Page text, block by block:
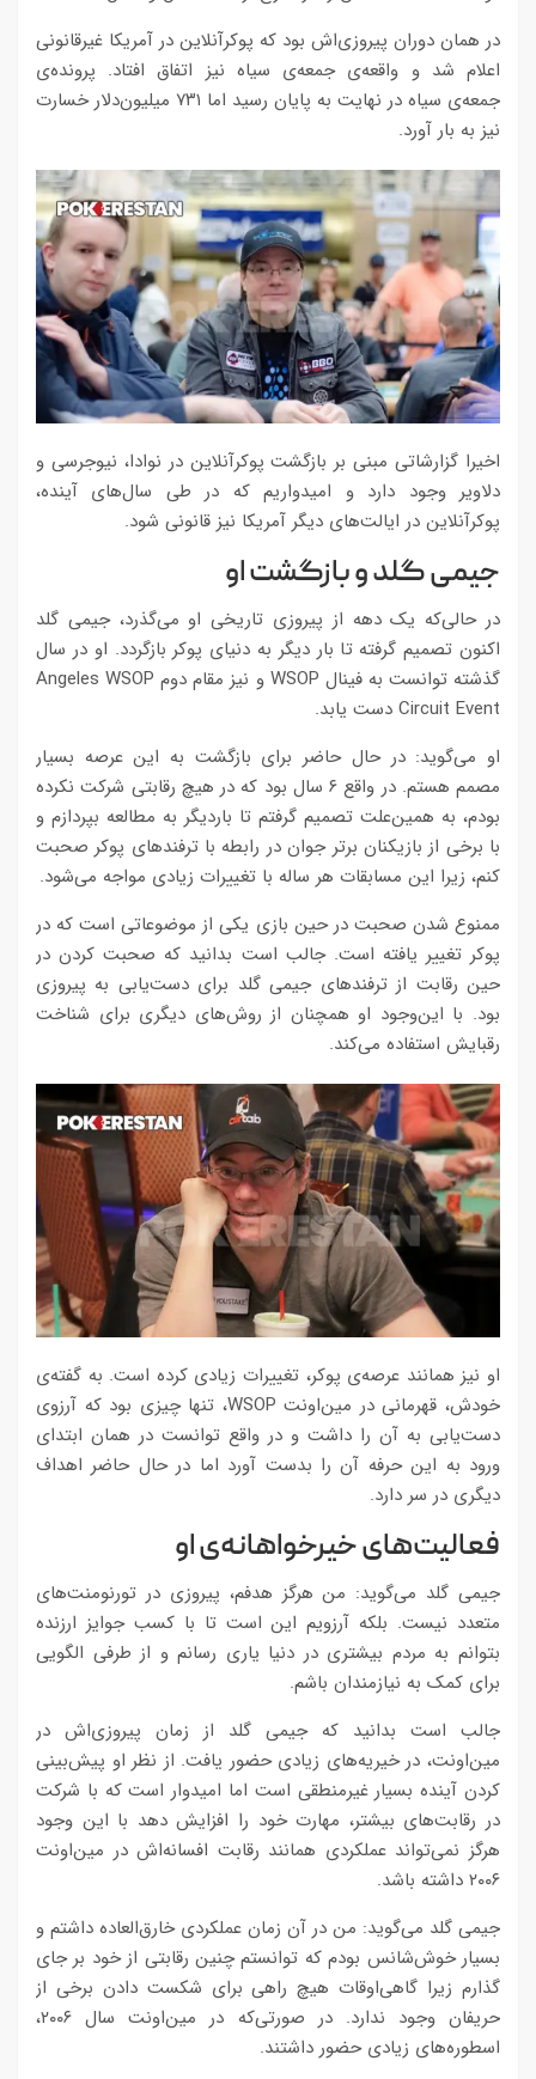
در همان دوران پیروزی‌اش بود که پوکرآنلاین در آمریکا غیرقانونی
اعلام شد و واقعه‌ی جمعه‌ی سیاه نیز اتفاق افتاد. پرونده‌ی
جمعه‌ی سیاه در نهایت به پایان رسید اما ۷۳۱ میلیون‌دلار خسارت
نیز به بار آورد.
اخیرا گزارشاتی مبنی بر بازگشت پوکرآنلاین در نوادا، نیوجرسی و
دلاویر وجود دارد و امیدواریم که در طی سال‌های آینده،
پوکرآنلاین در ایالت‌های دیگر آمریکا نیز قانونی شود.
جیمی گلد و بازگشت او
در حالی‌که یک دهه از پیروزی تاریخی‌ او می‌گذرد، جیمی گلد
اکنون تصمیم گرفته تا بار دیگر به دنیای پوکر بازگردد. او در سال
گذشته توانست به فینال WSOP و نیز مقام دوم Angeles WSOP
Circuit Event دست یابد.
او می‌گوید: در حال حاضر برای بازگشت به این عرصه بسیار
مصمم هستم. در واقع ۶ سال بود که در هیچ رقابتی شرکت نکرده
بودم، به همین‌علت تصمیم گرفتم تا باردیگر به مطالعه بپردازم و
با برخی از بازیکنان برتر جوان در رابطه با ترفندهای پوکر صحبت
کنم، زیرا این مسابقات هر ساله با تغییرات زیادی مواجه می‌شود.
ممنوع شدن صحبت در حین بازی یکی از موضوعاتی است که در
پوکر تغییر یافته است. جالب است بدانید که صحبت کردن در
حین رقابت از ترفندهای جیمی گلد برای دست‌یابی به پیروزی
بود. با این‌وجود او همچنان از روش‌های دیگری برای شناخت
رقبایش استفاده می‌کند.
او نیز همانند عرصه‌ی پوکر، تغییرات زیادی کرده است. به گفته‌ی
خودش، قهرمانی در مین‌اونت WSOP، تنها چیزی بود که آرزوی
دست‌یابی به آن را داشت و در واقع توانست در همان ابتدای
ورود به این حرفه آن را بدست آورد اما در حال حاضر اهداف
دیگری در سر دارد.
فعالیت‌های خیرخواهانه‌ی او
جیمی گلد می‌گوید: من هرگز هدفم، پیروزی در تورنومنت‌های
متعدد نیست. بلکه آرزویم این است تا با کسب جوایز ارزنده
بتوانم به مردم بیشتری در دنیا یاری رسانم و از طرفی الگویی
برای کمک به نیازمندان باشم.
جالب است بدانید که جیمی گلد از زمان پیروزی‌اش در
مین‌اونت، در خیریه‌های زیادی حضور یافت. از نظر او پیش‌بینی
کردن آینده بسیار غیرمنطقی است اما امیدوار است که با شرکت
در رقابت‌های بیشتر، مهارت خود را افزایش دهد با این وجود
هرگز نمی‌تواند عملکردی همانند رقابت افسانه‌اش در مین‌اونت
۲۰۰۶ داشته باشد.
جیمی گلد می‌گوید: من در آن زمان عملکردی خارق‌العاده داشتم و
بسیار خوش‌شانس بودم که توانستم چنین رقابتی از خود بر جای
گذارم زیرا گاهی‌اوقات هیچ راهی برای شکست دادن برخی از
حریفان وجود ندارد. در صورتی‌که در مین‌اونت سال ۲۰۰۶،
اسطوره‌های زیادی حضور داشتند.